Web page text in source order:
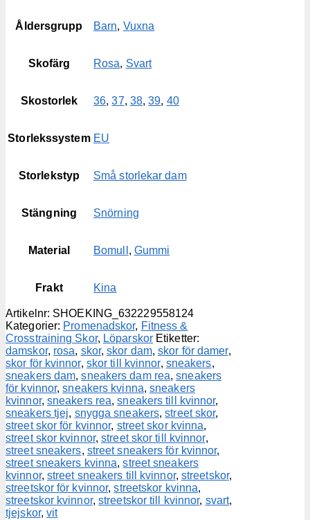
Åldersgrupp Barn, Vuxna
Skofärg Rosa, Svart
Skostorlek 36,37, 38,39, 40
Storlekssystem EU
Storlekstyp Små storlekar dam
Stängning Snörning
Material Bomull , Gummi
Frakt Kina
Artikelnr: SHOEKING_632229558124
Kategorier: Promenadskor, Fitness &
Crosstraining Skor, Löparskor Etiketter:
damskor, rosa, skor,skor dam,skor för damer,
skor för kvinnor, skor till kvinnor, sneakers,
sneakers dam,sneakers dam rea,sneakers
för kvinnor,sneakers kvinna,sneakers
kvinnor, sneakers rea,sneakers till kvinnor,
sneakers tjej, snygga sneakers,street skor,
street skor för kvinnor, street skor kvinna,
street skor kvinnor,street skor till kvinnor,
street sneakers, street sneakers för kvinnor,
street sneakers kvinna,street sneakers
kvinnor, street sneakers till kvinnor, streetskor,
streetskor för kvinnor,streetskor kvinna,
streetskor kvinnor,streetskor till kvinnor, svart,
tjejskor,vit